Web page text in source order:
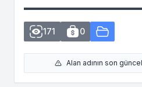
171 0
Alan adının son